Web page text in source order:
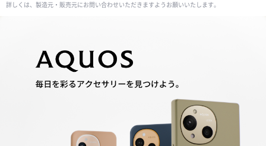
詳しくは、製造元・販売元にお問い合わせいただきますようお願いいたします。